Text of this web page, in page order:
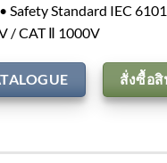
Safety Standard IEC
/ CAT Ⅱ 1000V
สั่งซื้อ